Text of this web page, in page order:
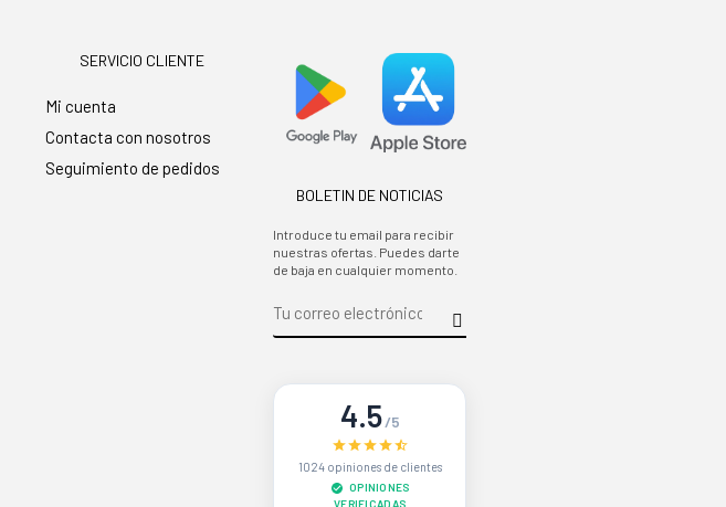
SERVICIO CLIENTE
Mi cuenta
Contacta con nosotros
Seguimiento de pedidos
BOLETIN DE NOTICIAS
Introduce tu email para recibir
nuestras ofertas. Puedes darte
de baja en cualquier momento.
4.5/5
1024 opiniones de clientes
OPINIONES
VERIFICADAS